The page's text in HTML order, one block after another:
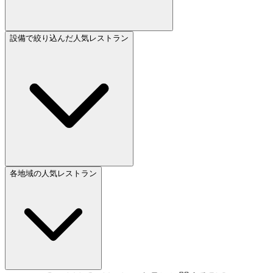
設備で絞り込んだ人気レストラン
各地域の人気レストラン